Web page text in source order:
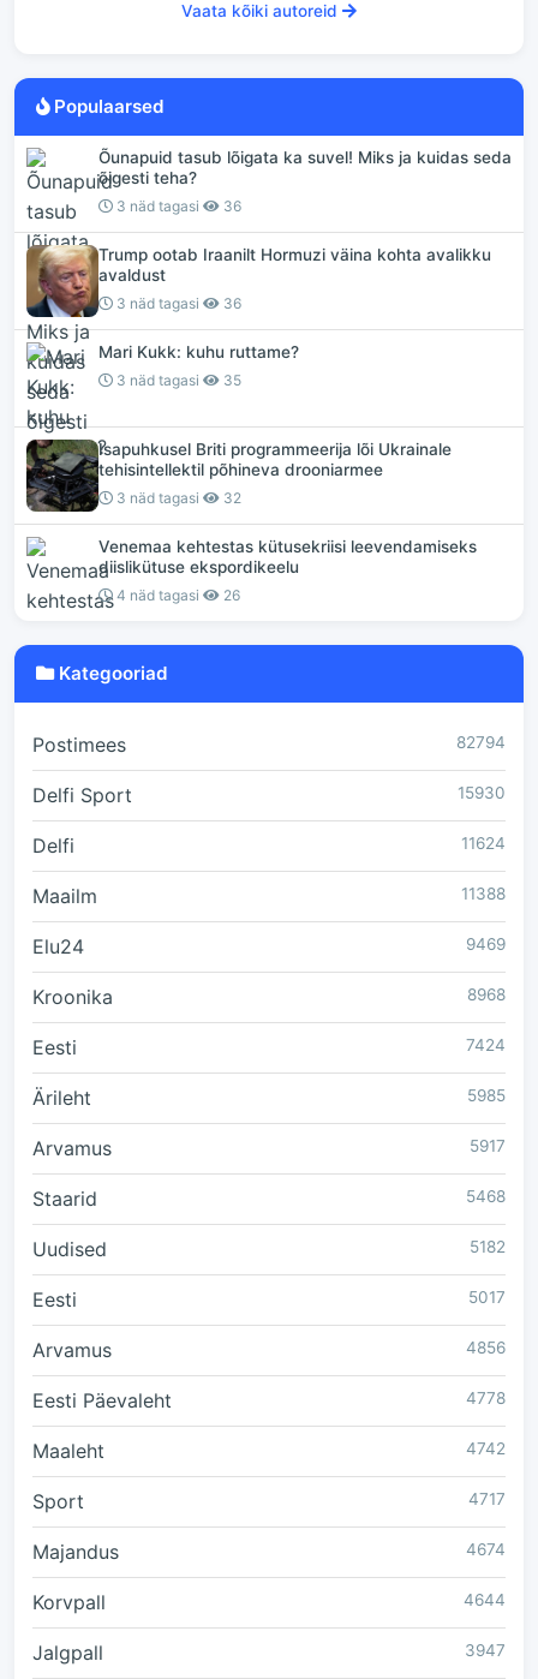
Vaata kõiki autoreid
Populaarsed
Õunapuid tasub lõigata ka suvel! Miks ja kuidas seda
õigesti teha?
3 näd tagasi 36
Trump ootab Iraanilt Hormuzi väina kohta avalikku
avaldust
3 näd tagasi 36
Mari Kukk: kuhu ruttame?
3 näd tagasi 35
Isapuhkusel Briti programmeerija lõi Ukrainale
tehisintellektil põhineva drooniarmee
3 näd tagasi 32
Venemaa kehtestas kütusekriisi leevendamiseks
diislikütuse ekspordikeelu
4 näd tagasi 26
Kategooriad
Postimees 82794
Delfi Sport 15930
Delfi 11624
Maailm 11388
Elu24 9469
Kroonika 8968
Eesti 7424
Ärileht 5985
Arvamus 5917
Staarid 5468
Uudised 5182
Eesti 5017
Arvamus 4856
Eesti Päevaleht 4778
Maaleht 4742
Sport 4717
Majandus 4674
Korvpall 4644
Jalgpall 3947